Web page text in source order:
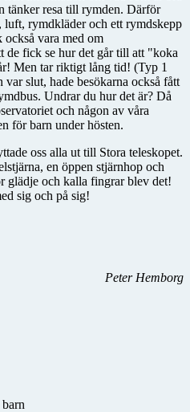
tänker resa till rymden. Därför
luft, rymdkläder och ett rymdskepp
också vara med om
de fick se hur det går till att "koka
Men tar riktigt lång tid! (Typ 1
slut, hade besökarna också fått
Undrar du hur det är? Då
och någon av våra
för barn under hösten.
oss alla ut till Stora teleskopet.
en öppen stjärnhop och
glädje och kalla fingrar blev det!
sig och på sig!
Peter Hemborg